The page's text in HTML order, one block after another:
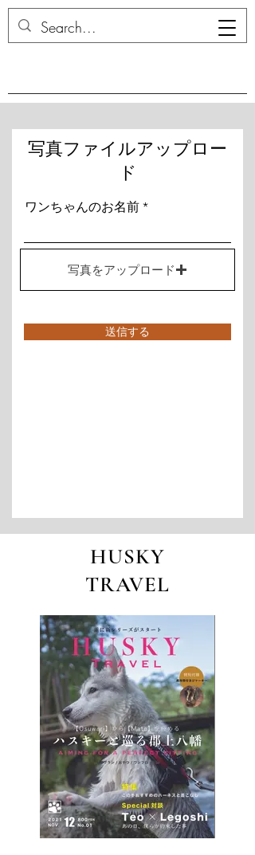
​写真ファイルアップロー
ド
ワンちゃんのお名前
写真をアップロード
送信する
HUSKY
TRAVEL